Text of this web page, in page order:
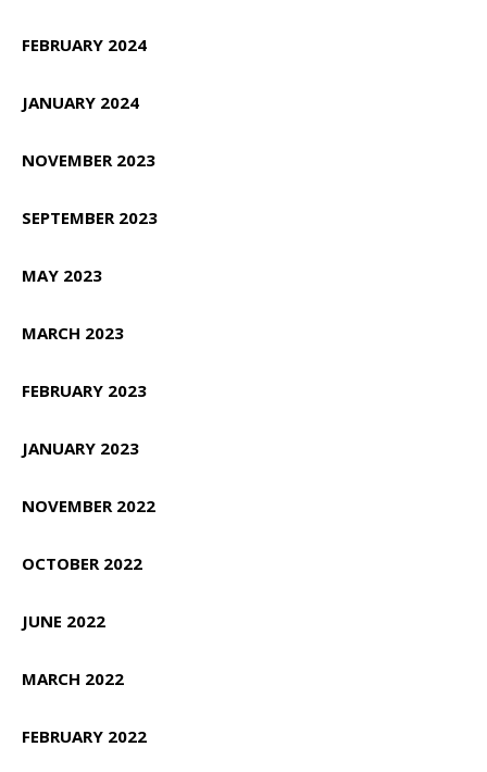
FEBRUARY 2024
JANUARY 2024
NOVEMBER 2023
SEPTEMBER 2023
MAY 2023
MARCH 2023
FEBRUARY 2023
JANUARY 2023
NOVEMBER 2022
OCTOBER 2022
JUNE 2022
MARCH 2022
FEBRUARY 2022